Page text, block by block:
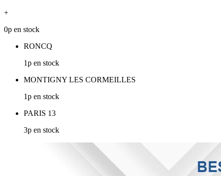
+
0p en stock
RONCQ
1p en stock
MONTIGNY LES CORMEILLES
1p en stock
PARIS 13
3p en stock